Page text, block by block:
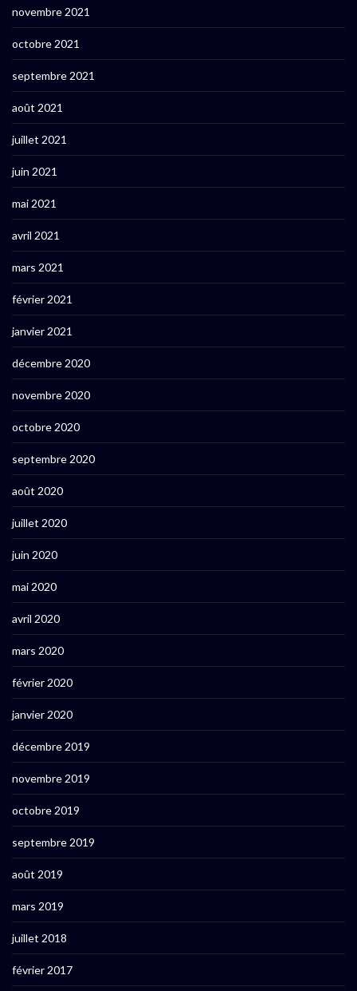
novembre 2021
octobre 2021
septembre 2021
août 2021
juillet 2021
juin 2021
mai 2021
avril 2021
mars 2021
février 2021
janvier 2021
décembre 2020
novembre 2020
octobre 2020
septembre 2020
août 2020
juillet 2020
juin 2020
mai 2020
avril 2020
mars 2020
février 2020
janvier 2020
décembre 2019
novembre 2019
octobre 2019
septembre 2019
août 2019
mars 2019
juillet 2018
février 2017